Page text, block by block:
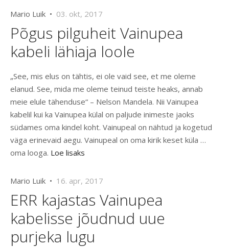
Mario Luik • 03. okt, 2017
Põgus pilguheit Vainupea
kabeli lähiaja loole
„See, mis elus on tähtis, ei ole vaid see, et me oleme
elanud. See, mida me oleme teinud teiste heaks, annab
meie elule tähenduse“ – Nelson Mandela. Nii Vainupea
kabelil kui ka Vainupea külal on paljude inimeste jaoks
südames oma kindel koht. Vainupeal on nähtud ja kogetud
väga erinevaid aegu. Vainupeal on oma kirik keset küla …
oma looga. Loe lisaks
Mario Luik • 16. apr, 2017
ERR kajastas Vainupea
kabelisse jõudnud uue
purjeka lugu